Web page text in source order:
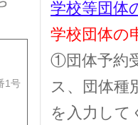
学校等団体
学校団体の
①団体予約
ス、団体種
を入力して
1号